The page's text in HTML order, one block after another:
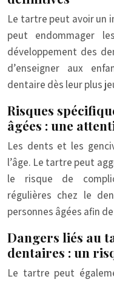
Le tartre peut avoir un
peut endommager
développement des
d’enseigner aux
dentaire dès leur plus
Risques
âgées : une
Les dents et les
l’âge. Le tartre peut
le risque de
régulières chez le
personnes âgées afin
Dangers liés au
dentaires : un
Le tartre peut